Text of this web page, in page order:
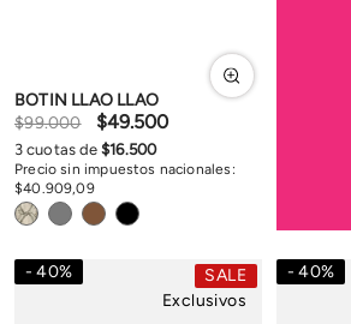
BOTIN LLAO LLAO
$99.000 $49.500
Precio sin impuestos nacionales:
$40 909,09
3 cuotas de$16.500
40%
SALE
Exclusivos
40%